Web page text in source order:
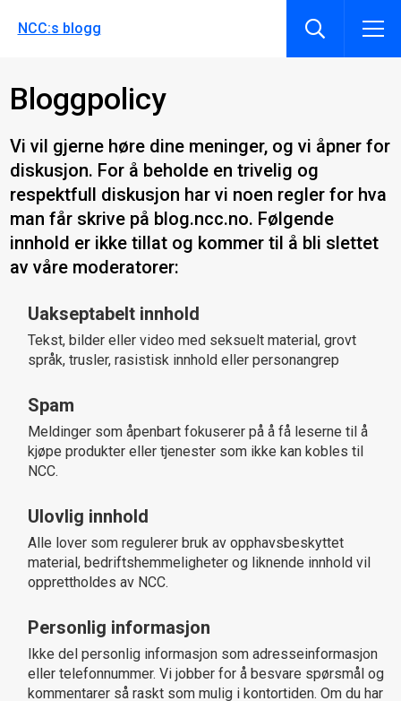
NCC:s blogg
Bloggpolicy
Vi vil gjerne høre dine meninger, og vi åpner for
diskusjon. For å beholde en trivelig og
respektfull diskusjon har vi noen regler for hva
man får skrive på blog.ncc.no. Følgende
innhold er ikke tillat og kommer til å bli slettet
av våre moderatorer:
Uakseptabelt innhold
Tekst, bilder eller video med seksuelt material, grovt
språk, trusler, rasistisk innhold eller personangrep
Spam
Meldinger som åpenbart fokuserer på å få leserne til å
kjøpe produkter eller tjenester som ikke kan kobles til
NCC.
Ulovlig innhold
Alle lover som regulerer bruk av opphavsbeskyttet
material, bedriftshemmeligheter og liknende innhold vil
opprettholdes av NCC.
Personlig informasjon
Ikke del personlig informasjon som adresseinformasjon
eller telefonnummer. Vi jobber for å besvare spørsmål og
kommentarer så raskt som mulig i kontortiden. Om du har